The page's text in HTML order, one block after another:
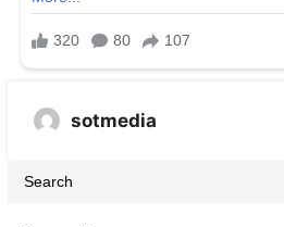
sotmedia